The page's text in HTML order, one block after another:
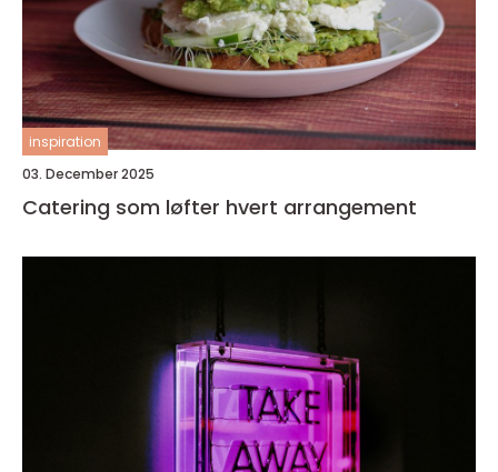
inspiration
03. December 2025
Catering som løfter hvert arrangement